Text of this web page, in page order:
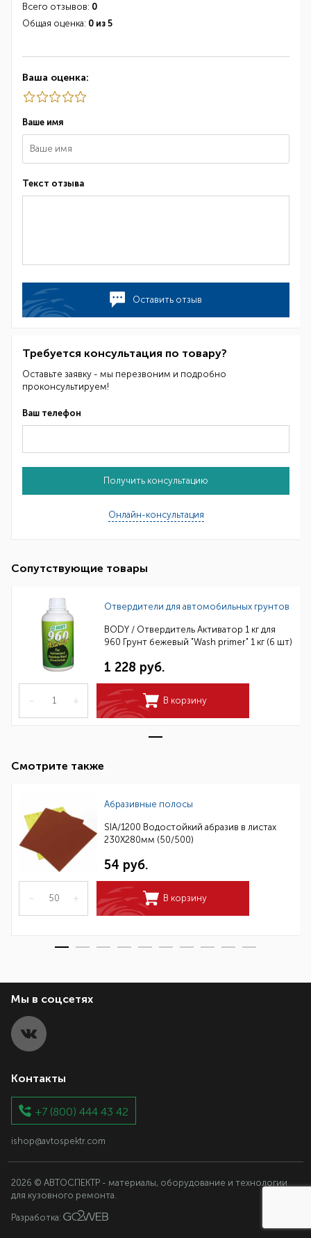
Всего отзывов: 0
Общая оценка: 0 из 5
Ваша оценка:
Ваше имя
Текст отзыва
Оставить отзыв
Требуется консультация по товару?
Оставьте заявку - мы перезвоним и подробно
проконсультируем!
Ваш телефон
Получить консультацию
Онлайн-консультация
Сопутствующие товары
Отвердители для автомобильных грунтов
BODY / Отвердитель Активатор 1 кг для
960 Грунт бежевый "Wash primer" 1 кг (6 шт)
1 228 руб.
– + В корзину
Смотрите также
Абразивные полосы
SIA/1200 Водостойкий абразив в листах
230Х280мм (50/500)
54 руб.
– + В корзину
Мы в соцсетях
Контакты
+7 (800) 444 43 42
ishop@avtospektr.com
2026 © АВТОСПЕКТР - материалы, оборудование и технологии
для кузовного ремонта.
Разработка: